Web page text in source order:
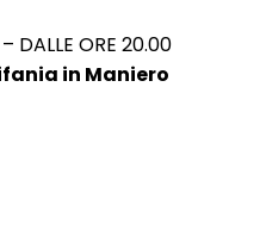
DALLE ORE 20.00
in Maniero